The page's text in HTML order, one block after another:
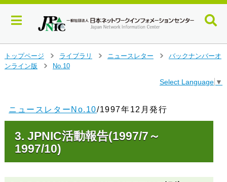
イ
プ
トップページ
>
ライブラリ
ニュースレター
バックナンバーオ
ンライン版
No.10
Select Language ▼
ニュースレターNo.10/1997年12月発行
3. JPNIC活動報告(1997/7～
1997/10)